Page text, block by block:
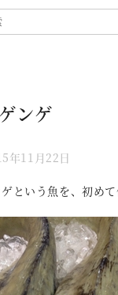
ンゲ
年11月22日
という魚を、初め